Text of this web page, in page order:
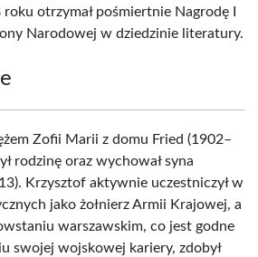
otrzymał pośmiertnie Nagrodę I
Narodowej w dziedzinie literatury.
Zofii Marii z domu Fried (1902–
rodzinę oraz wychował syna
Krzysztof aktywnie uczestniczył w
jako żołnierz Armii Krajowej, a
warszawskim, co jest godne
swojej wojskowej kariery, zdobył